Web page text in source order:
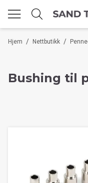
/
Hjem /
Nettbutikk
Bushing til